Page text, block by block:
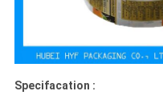
Specifacation :